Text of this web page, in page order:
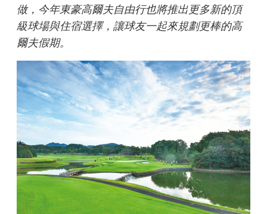
做，今年東豪高爾夫自由行也將推出更多新的頂
級球場與住宿選擇，讓球友一起來規劃更棒的高
爾夫假期。